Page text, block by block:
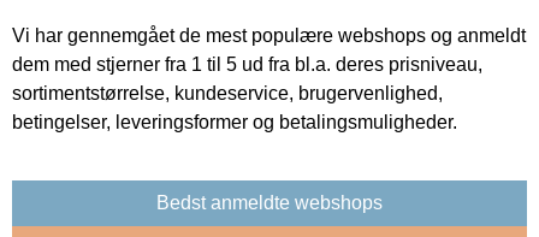
Vi har gennemgået de mest populære webshops og anmeldt
dem med stjerner fra 1 til 5 ud fra bl.a. deres prisniveau,
sortimentstørrelse, kundeservice, brugervenlighed,
betingelser, leveringsformer og betalingsmuligheder.
Bedst anmeldte webshops